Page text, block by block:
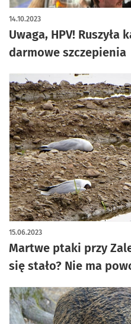
Uwaga, HPV!
darmowe szczepienia
14.10.2023
artykuł z galerią zdjęć
Martwe ptaki przy
się stało? Nie ma
15.06.2023